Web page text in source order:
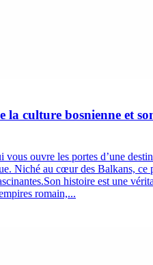
la culture bosnienne et
vous ouvre les portes d’une
Niché au cœur des Balkans, ce
histoire est une
romain,...